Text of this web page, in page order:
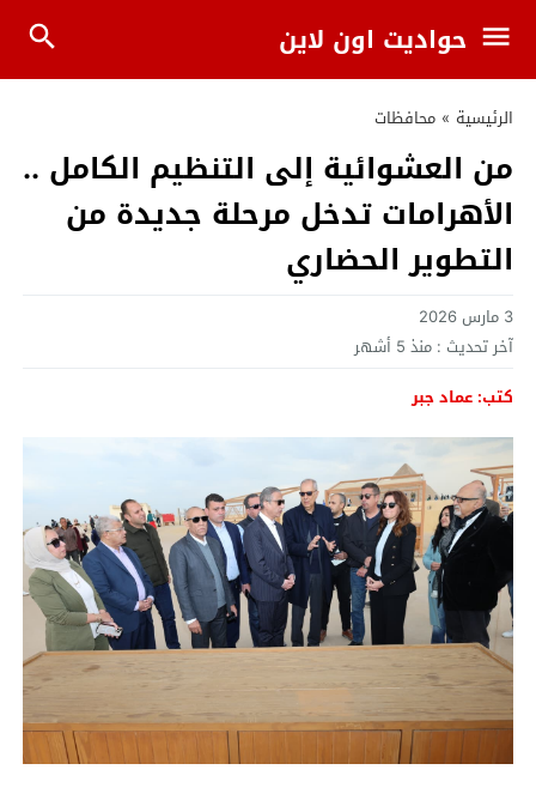
حواديت اون لاين
الرئيسية » محافظات
من العشوائية إلى التنظيم الكامل ..
الأهرامات تدخل مرحلة جديدة من
التطوير الحضاري
3 مارس 2026
آخر تحديث : منذ 5 أشهر
كتب: عماد جبر